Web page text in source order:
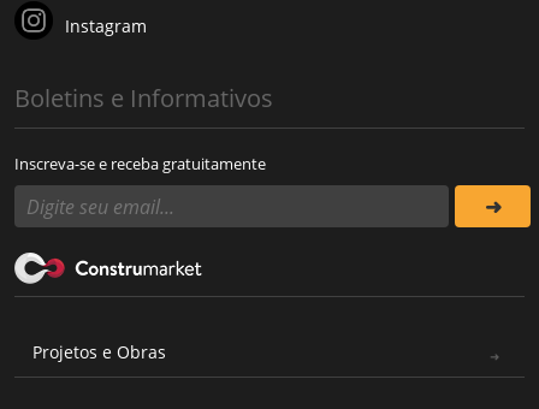
Instagram
Boletins e Informativos
Inscreva-se e receba gratuitamente
Projetos e Obras